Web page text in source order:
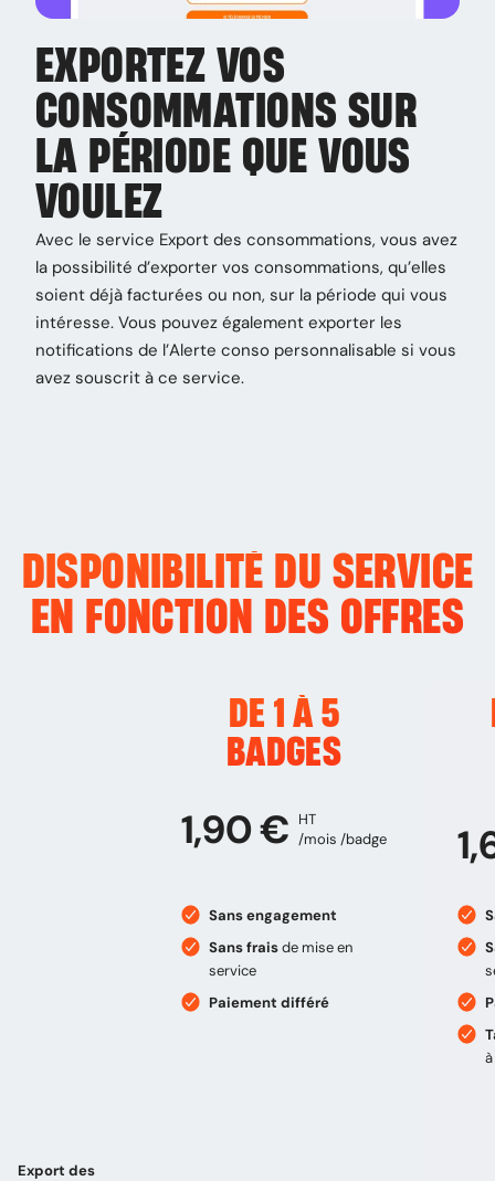
EXPORTEZ VOS
CONSOMMATIONS SUR
LA PÉRIODE QUE VOUS
VOULEZ
Avec le service Export des consommations, vous avez
la possibilité d’exporter vos consommations, qu’elles
soient déjà facturées ou non, sur la période qui vous
intéresse. Vous pouvez également exporter les
notifications de l’Alerte conso personnalisable si vous
avez souscrit à ce service.
DISPONIBILITÉ DU SERVICE
EN FONCTION DES OFFRES
DE 1 À 5
BADGES
1,90 € HT
/mois /badge
Sans engagement
Sans fraisde mise en
service
Paiement différé
Export des